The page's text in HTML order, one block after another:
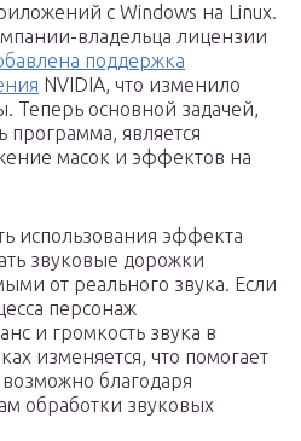
с Windows на Linux.
владельца лицензии
поддержка
NVIDIA, что изменило
Теперь основной задачей,
является
масок и эффектов на
использования эффекта
звуковые дорожки
от реального звука. Если
персонаж
и громкость звука в
изменяется, что помогает
возможно благодаря
обработки звуковых